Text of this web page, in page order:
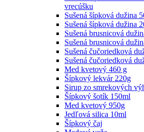
vrecúšku
Sušená šípková dužina
Sušená šípková dužina
Sušená brusnicová
Sušená brusnicová
Sušená čučoriedková
Sušená čučoriedková
Med kvetový 460 g
Šípkový lekvár 220g
Sirup zo smrekových
Šípkový šotík 150ml
Med kvetový 950g
Jedľová silica 10ml
Šípkový čaj